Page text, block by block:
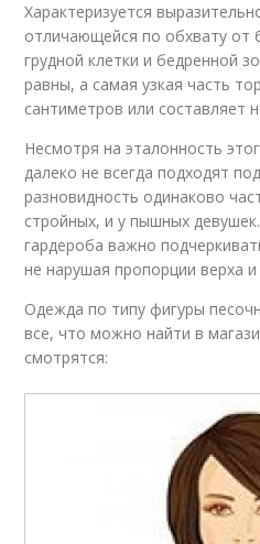
Характеризуется
отличающейся по обхвату от
грудной клетки и бедренной
равны, а самая узкая часть
сантиметров или составляет
Несмотря на эталонность
далеко не всегда подходят
разновидность одинаково
стройных, и у пышных
гардероба важно
не нарушая пропорции верха и
Одежда по типу фигуры
все, что можно найти в
смотрятся: